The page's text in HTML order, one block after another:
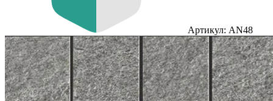
Артикул: AN48